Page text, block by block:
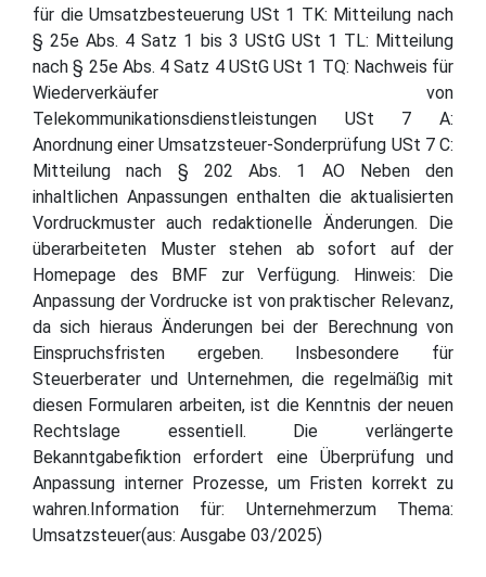
für die Umsatzbesteuerung USt 1 TK: Mitteilung nach
§ 25e Abs. 4 Satz 1 bis 3 UStG USt 1 TL: Mitteilung
nach § 25e Abs. 4 Satz 4 UStG USt 1 TQ: Nachweis für
Wiederverkäufer von
Telekommunikationsdienstleistungen USt 7 A:
Anordnung einer Umsatzsteuer-Sonderprüfung USt 7 C:
Mitteilung nach § 202 Abs. 1 AO Neben den
inhaltlichen Anpassungen enthalten die aktualisierten
Vordruckmuster auch redaktionelle Änderungen. Die
überarbeiteten Muster stehen ab sofort auf der
Homepage des BMF zur Verfügung. Hinweis: Die
Anpassung der Vordrucke ist von praktischer Relevanz,
da sich hieraus Änderungen bei der Berechnung von
Einspruchsfristen ergeben. Insbesondere für
Steuerberater und Unternehmen, die regelmäßig mit
diesen Formularen arbeiten, ist die Kenntnis der neuen
Rechtslage essentiell. Die verlängerte
Bekanntgabefiktion erfordert eine Überprüfung und
Anpassung interner Prozesse, um Fristen korrekt zu
wahren.Information für: Unternehmerzum Thema:
Umsatzsteuer(aus: Ausgabe 03/2025)